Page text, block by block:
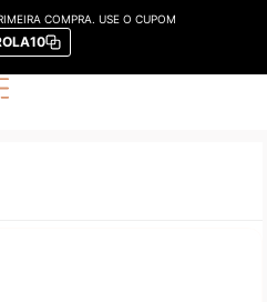
COMPRA. USE O CUPOM
Arranjo Com 3 Rosas Vermelhas